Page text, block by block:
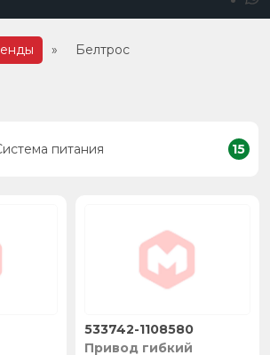
» Белтрос
питания 15
Привод гибкий
533742-1108580